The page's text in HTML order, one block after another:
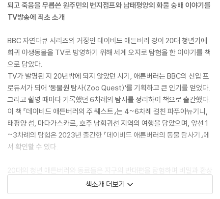
되고 죽음을 무릅쓴 원주민의 번지점프와 남태평양의 화물 숭배 이야기를
TV방송에 최초 소개
BBC 자연다큐 시리즈의 거장인 데이비드 애튼버러 경이 20대 청년기에
희귀 야생동물을 TV로 방영하기 위해 세계 오지로 탐험을 한 이야기를 책
으로 담았다.
TV가 발명된 지 20년밖에 되지 않았던 시기, 애튼버러는 BBC의 신입 프
로듀서가 되어 ‘동물원 탐사(Zoo Quest)’를 기획하고 큰 인기를 얻었다.
그리고 촬영 때마다 기록했던 6차례의 탐사를 정리하여 책으로 출간했다.
이 책 『데이비드 애튼버러의 주 퀘스트』는 4~6차례 걸친 파푸아뉴기니,
태평양 섬, 마다가스카르, 호주 남회귀선 지역의 여행을 담았으며, 앞선 1
~3차례의 탐험은 2023년 출간한 『데이비드 애튼버러의 동물 탐사기』에
서 확인할 수 있다.
20대의 청년 애튼버러와 동료들은 지구의 반대편을 탐험하며 비밀과 환상
에 싸인 동물들인 파푸아뉴기니의 극락조, 마다가스카르의 여우원숭이와
텐렉, 호주의 까치기러기와 고아나를 마침내 만났다. 그리고 극락조의 깃
책소개 더보기